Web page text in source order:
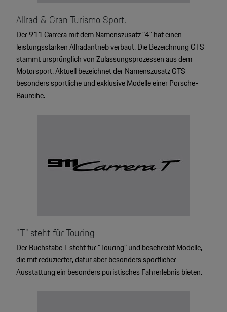
Allrad & Gran Turismo Sport.
Der 911 Carrera mit dem Namenszusatz "4" hat einen
leistungsstarken Allradantrieb verbaut. Die Bezeichnung GTS
stammt ursprünglich von Zulassungsprozessen aus dem
Motorsport. Aktuell bezeichnet der Namenszusatz GTS
besonders sportliche und exklusive Modelle einer Porsche-
Baureihe.
"T" steht für Touring
Der Buchstabe T steht für "Touring" und beschreibt Modelle,
die mit reduzierter, dafür aber besonders sportlicher
Ausstattung ein besonders puristisches Fahrerlebnis bieten.